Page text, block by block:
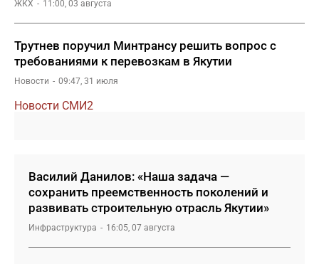
ЖКХ 11:00, 03 августа
Трутнев поручил Минтрансу решить вопрос с
требованиями к перевозкам в Якутии
Новости 09:47, 31 июля
Новости СМИ2
Василий Данилов: «Наша задача —
сохранить преемственность поколений и
развивать строительную отрасль Якутии»
Инфраструктура 16:05, 07 августа